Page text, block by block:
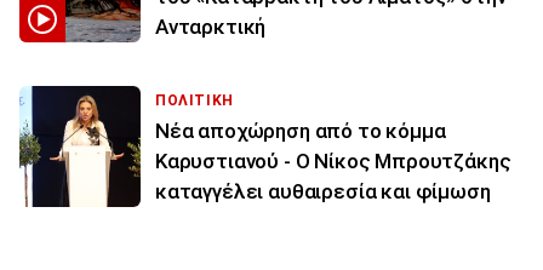
Ανταρκτική
ΠΟΛΙΤΙΚΗ
Νέα αποχώρηση από το κόμμα
Καρυστιανού - Ο Νίκος Μπρουτζάκης
καταγγέλει αυθαιρεσία και φίμωση